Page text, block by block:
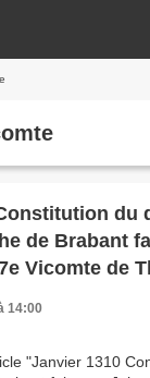
du
de Brabant
Vicomte de
14:00